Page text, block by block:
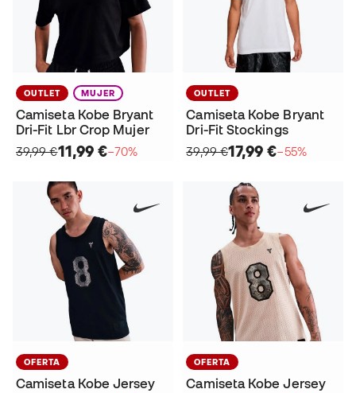
OUTLET MUJER
Camiseta Kobe Bryant
Dri-Fit Lbr Crop Mujer
39,99 €11,99 €−70%
OUTLET
Camiseta Kobe Bryant
Dri-Fit Stockings
39,99 €17,99 €−55%
OFERTA
Camiseta Kobe Jersey
OFERTA
Camiseta Kobe Jersey